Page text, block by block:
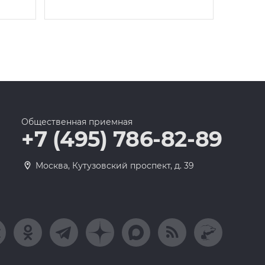
Общественная приемная
+7 (495) 786-82-89
Москва, Кутузовский проспект, д. 39